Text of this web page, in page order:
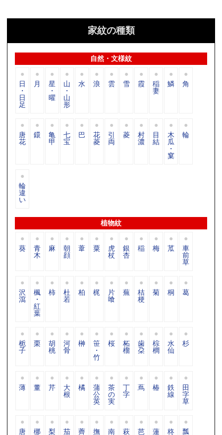
家紋の種類
自然・文様紋
日
・
日
足
月 星
・
曜
山
・
山
形
水 浪 雲 雪 霞 稲
妻
鱗 角
唐
花
鐶 亀
甲
七
宝
巴 花
菱
引
両
菱 村
濃
目
結
木
瓜
・
窠
輪
輪
違
い
植物紋
葵 青
木
麻 朝
顔
葦 粟 虎
杖
銀
杏
稲 梅 苽 車
前
草
沢
瀉
楓
・
紅
葉
柿 杜
若
柏 梶 片
喰
蕪 桔
梗
菊 桐 葛
栀
子
栗 胡
桃
河
骨
榊 笹
・
竹
桜 柘
榴
歯
朶
棕
櫚
水
仙
杉
薄 董 芹 大
根
橘 蒲
公
英
茶
の
実
丁
字
蔦 椿 鉄
線
田
字
草
唐 梛 梨 茄 薺 撫 南 萩 芭 蓮 柊 瓢